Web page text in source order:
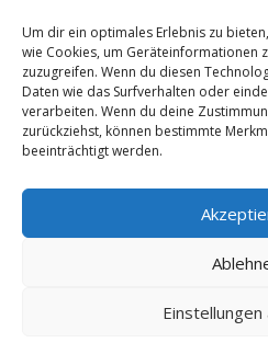
Um dir ein optimales Erlebnis zu
wie Cookies, um Geräteinformationen
zuzugreifen. Wenn du diesen
Daten wie das Surfverhalten oder
verarbeiten. Wenn du deine
zurückziehst, können bestimmte
beeinträchtigt werden.
Einstellungen
7423 Pinkafeld
Tel. +43 664 73951209
carmen@diekeramikerin.at
Impressum
Datenschutz